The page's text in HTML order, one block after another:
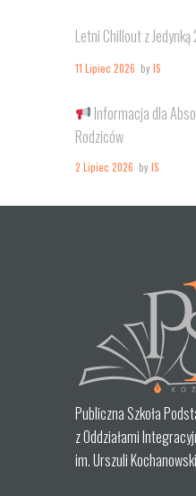
Letni Chillout z
11 Lipiec 2026 byIS
Informacja dla
Rodziców
2 Lipiec 2026 byIS
Publiczna Szkoła
z Oddziałami
im. Urszuli